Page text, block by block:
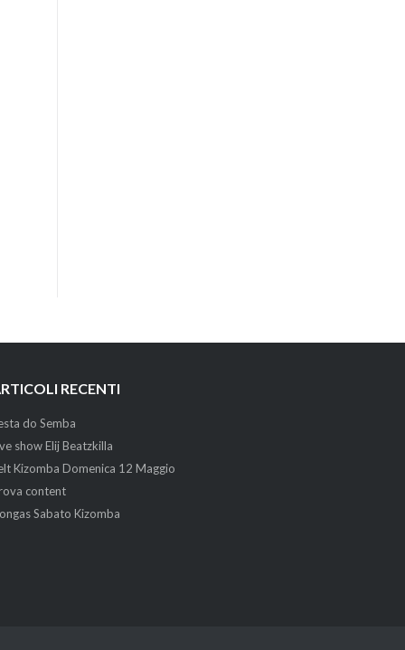
RECENTI
do Semba
show Elij Beatzkilla
Kizomba Domenica 12 Maggio
content
Sabato Kizomba